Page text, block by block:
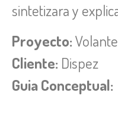
sintetizara y
Proyecto:
Cliente: Dispez
Guia Conceptual: